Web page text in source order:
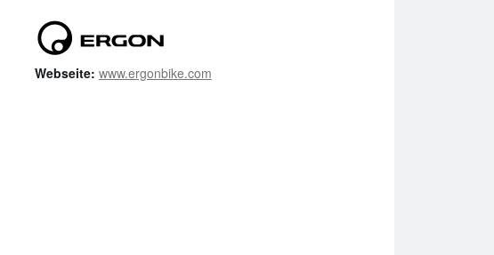
Webseite: www.ergonbike.com